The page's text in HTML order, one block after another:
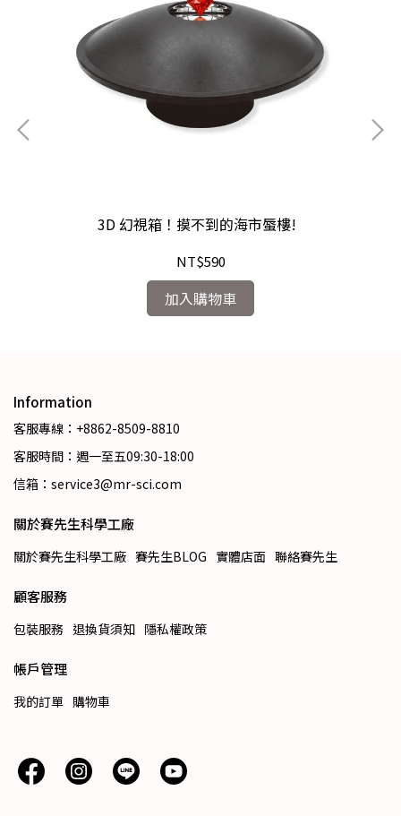
3D 幻視箱！摸不到的海市蜃樓!
NT$590
加入購物車
Information
客服專線：+8862-8509-8810
客服時間：週一至五09:30-18:00
信箱：service3@mr-sci.com
關於賽先生科學工廠
關於賽先生科學工廠 賽先生BLOG 實體店面 聯絡賽先生
顧客服務
包裝服務 退換貨須知 隱私權政策
帳戶管理
我的訂單 購物車